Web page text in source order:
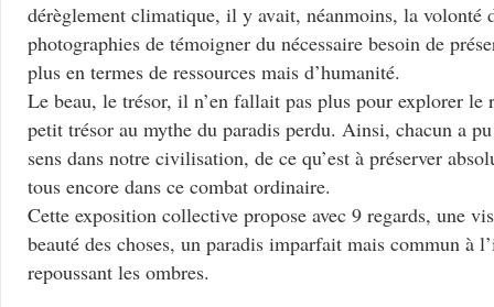
dérèglement climatique, il y avait, néanmoins, la volonté
photographies de témoigner du nécessaire besoin de
plus en termes de ressources mais d’humanité.
Le beau, le trésor, il n’en fallait pas plus pour explorer le
petit trésor au mythe du paradis perdu. Ainsi, chacun a
sens dans notre civilisation, de ce qu’est à préserver
tous encore dans ce combat ordinaire.
Cette exposition collective propose avec 9 regards, une
beauté des choses, un paradis imparfait mais commun à
repoussant les ombres.